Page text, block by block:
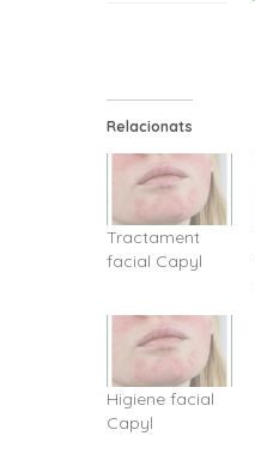
Men'Skin
Relacionats
Tractament
facial Capyl
Higiene facial
Capyl